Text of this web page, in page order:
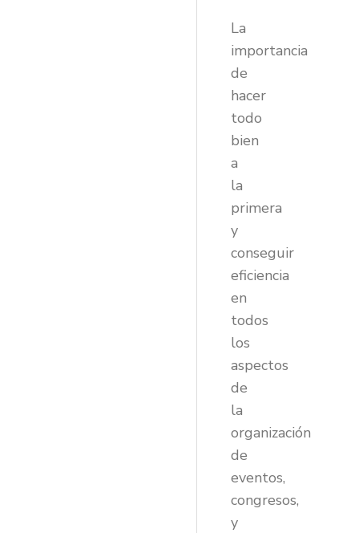
La
importancia
de
hacer
todo
bien
a
la
primera
y
conseguir
eficiencia
en
todos
los
aspectos
de
la
organización
de
eventos,
congresos,
y